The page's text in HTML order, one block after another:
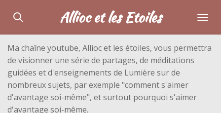
Passer
contenu
principal
Allioc et les Etoiles
Ma chaîne youtube, Allioc et les étoiles, vous permettra
de visionner une série de partages, de méditations
guidées et d'enseignements de Lumière sur de
nombreux sujets, par exemple "comment s'aimer
d'avantage soi-même", et surtout pourquoi s'aimer
d'avantage soi-même.